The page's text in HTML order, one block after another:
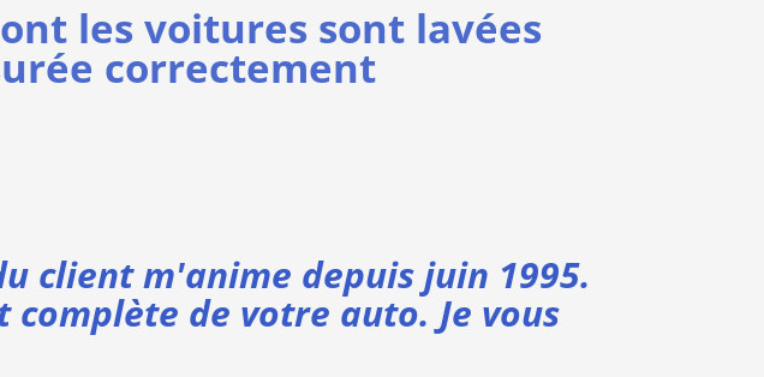
les voitures sont lavées
correctement
client m'anime depuis juin 1995.
de votre auto. Je vous